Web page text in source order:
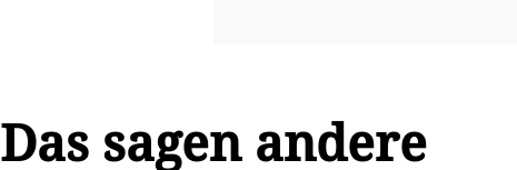
Das sagen andere